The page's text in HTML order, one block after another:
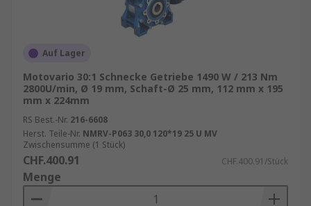
Auf Lager
Motovario 30:1 Schnecke Getriebe 1490 W / 213 Nm
2800U/min, Ø 19 mm, Schaft-Ø 25 mm, 112 mm x 195
mm x 224mm
RS Best.-Nr. 216-6608
Herst. Teile-Nr. NMRV-P063 30,0 120*19 25 U MV
Zwischensumme (1 Stück)
CHF.400.91 CHF.400.91/Stück
Menge